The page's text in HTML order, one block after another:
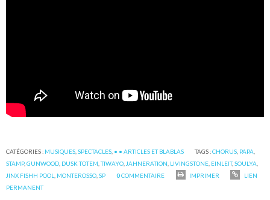
CATÉGORIES : MUSIQUES ,SPECTACLES • • ARTICLES ET BLABLAS TAGS :CHORUS PAPA
STAMP,GUNWOOD DUSK TOTEM ,TIWAYO JAHNERATION LIVINGSTONE EINLEIT,SOULYA
JINX FISHH POOL
MONTEROSSO ,SP 0COMMENTAIRE IMPRIMER
LIEN
PERMANENT